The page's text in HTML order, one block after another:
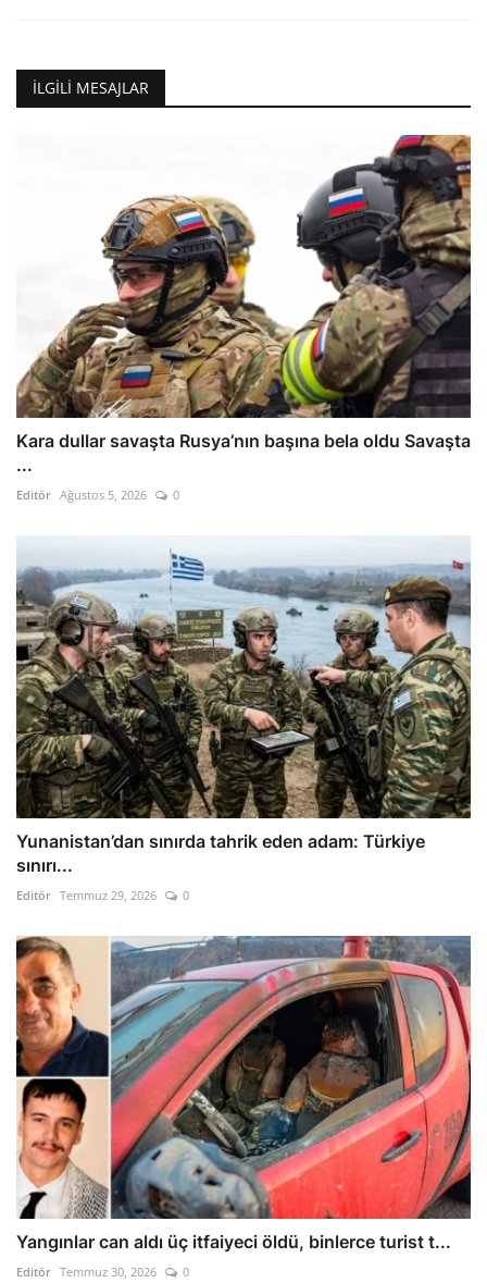
İLGILI MESAJLAR
Kara dullar savaşta Rusya’nın başına bela oldu Savaşta
...
Editör Ağustos 5, 2026 0
Yunanistan’dan sınırda tahrik eden adam: Türkiye
sınırı...
Editör Temmuz 29, 2026 0
Yangınlar can aldı üç itfaiyeci öldü, binlerce turist t...
Editör Temmuz 30, 2026 0